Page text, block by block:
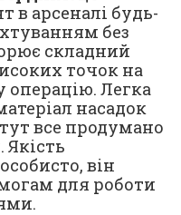
в арсеналі будь-
без
складний
точок на
операцію. Легка
насадок
все продумано
Якість
він
для роботи